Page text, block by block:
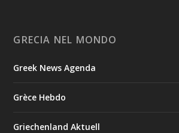
GRECIA NEL MONDO
Greek News Agenda
Grèce Hebdo
Griechenland Aktuell